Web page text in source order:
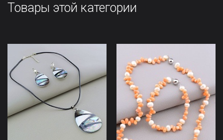
Товары этой категории